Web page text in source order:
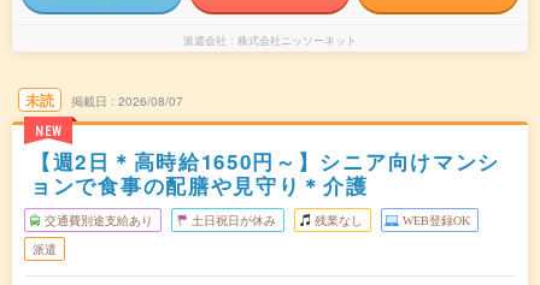
派遣会社 株式会社ニッソーネット
未読
NEW
掲載日 2026/08/07
【週2日＊高時給1650円～】シニア向けマンシ
ョンで食事の配膳や見守り＊介護
交通費別途支給あり 土日祝日が休み 残業なし WEB登録OK
派遣